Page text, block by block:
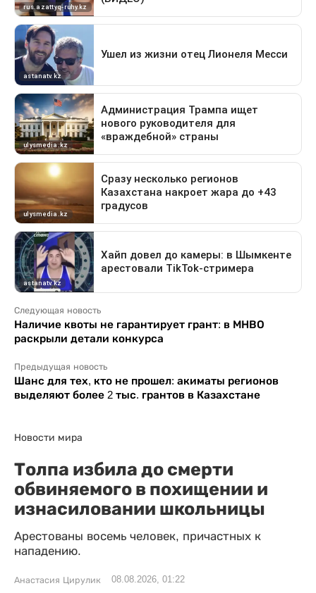
Следующая новость
Наличие квоты не гарантирует грант: в МНВО
раскрыли детали конкурса
Предыдущая новость
Шанс для тех, кто не прошел: акиматы регионов
выделяют более 2 тыс. грантов в Казахстане
Новости мира
Толпа избила до смерти
обвиняемого в похищении и
изнасиловании школьницы
Арестованы восемь человек, причастных к
нападению.
Анастасия Цирулик 08.08.2026, 01:22